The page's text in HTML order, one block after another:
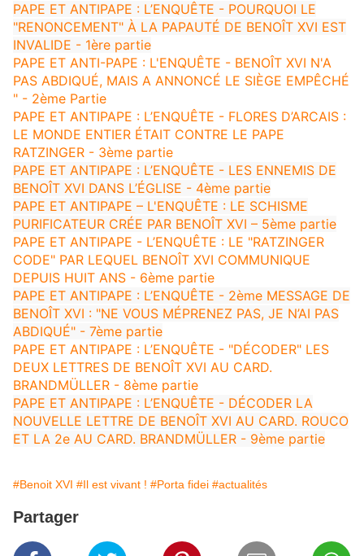
PAPE ET ANTIPAPE : L’ENQUÊTE - POURQUOI LE
"RENONCEMENT" À LA PAPAUTÉ DE BENOÎT XVI EST
INVALIDE - 1ère partie
PAPE ET ANTI-PAPE : L'ENQUÊTE - BENOÎT XVI N'A
PAS ABDIQUÉ, MAIS A ANNONCÉ LE SIÈGE EMPÊCHÉ
" - 2ème Partie
PAPE ET ANTIPAPE : L’ENQUÊTE - FLORES D’ARCAIS :
LE MONDE ENTIER ÉTAIT CONTRE LE PAPE
RATZINGER - 3ème partie
PAPE ET ANTIPAPE : L’ENQUÊTE - LES ENNEMIS DE
BENOÎT XVI DANS L’ÉGLISE - 4ème partie
PAPE ET ANTIPAPE – L'ENQUÊTE : LE SCHISME
PURIFICATEUR CRÉE PAR BENOÎT XVI – 5ème partie
PAPE ET ANTIPAPE - L’ENQUÊTE : LE "RATZINGER
CODE" PAR LEQUEL BENOÎT XVI COMMUNIQUE
DEPUIS HUIT ANS - 6ème partie
PAPE ET ANTIPAPE : L’ENQUÊTE - 2ème MESSAGE DE
BENOÎT XVI : "NE VOUS MÉPRENEZ PAS, JE N’AI PAS
ABDIQUÉ" - 7ème partie
PAPE ET ANTIPAPE : L’ENQUÊTE - "DÉCODER" LES
DEUX LETTRES DE BENOÎT XVI AU CARD.
BRANDMÜLLER - 8ème partie
PAPE ET ANTIPAPE : L’ENQUÊTE - DÉCODER LA
NOUVELLE LETTRE DE BENOÎT XVI AU CARD. ROUCO
ET LA 2e AU CARD. BRANDMÜLLER - 9ème partie
#Benoit XVI #Il est vivant ! #Porta fidei #actualités
Partager